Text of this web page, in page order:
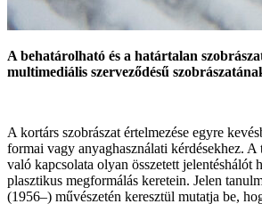
A behatárolható és a határtalan
multimediális szerveződésű
A kortárs szobrászat értelmezése egyre
formai vagy anyaghasználati kérdésekhez. A
való kapcsolata olyan összetett jelentéshálót
plasztikus megformálás keretein. Jelen
(1956–) művészetén keresztül mutatja be,